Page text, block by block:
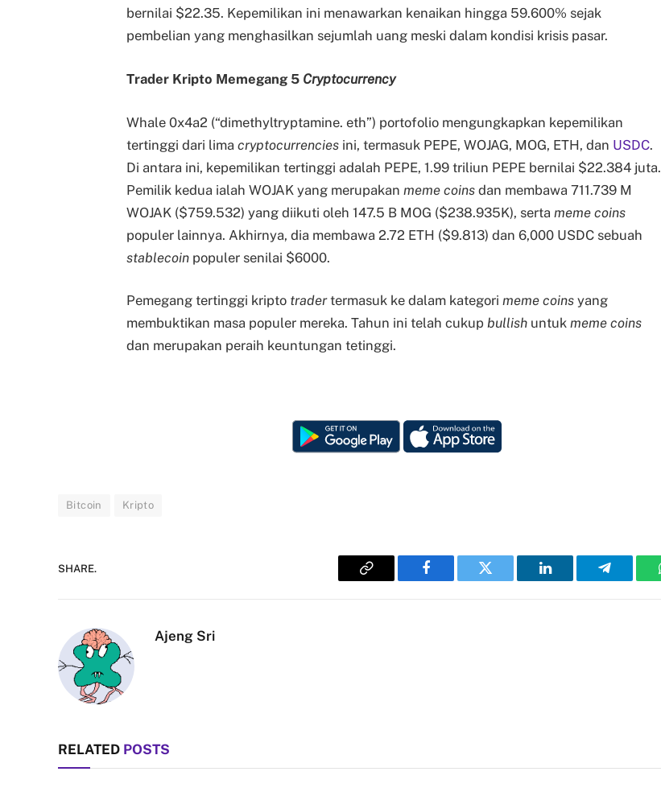
bernilai $22.35. Kepemilikan ini menawarkan kenaikan hingga 59.600% sejak
pembelian yang menghasilkan sejumlah uang meski dalam kondisi krisis pasar.
Trader Kripto Memegang 5 Cryptocurrency
Whale 0x4a2 (“dimethyltryptamine. eth”) portofolio mengungkapkan kepemilikan
tertinggi dari lima cryptocurrencies ini, termasuk PEPE, WOJAG, MOG, ETH, dan USDC.
Di antara ini, kepemilikan tertinggi adalah PEPE, 1.99 triliun PEPE bernilai $22.384 juta.
Pemilik kedua ialah WOJAK yang merupakan meme coins dan membawa 711.739 M
WOJAK ($759.532) yang diikuti oleh 147.5 B MOG ($238.935K), serta meme coins
populer lainnya. Akhirnya, dia membawa 2.72 ETH ($9.813) dan 6,000 USDC sebuah
stablecoin populer senilai $6000.
Pemegang tertinggi kripto tradertermasuk ke dalam kategori meme coins yang
membuktikan masa populer mereka. Tahun ini telah cukup bullish untuk meme coins
dan merupakan peraih keuntungan tetinggi.
Bitcoin Kripto
SHARE.
Copy
Facebook Twitter LinkedIn Telegram
Ajeng Sri
RELATED POSTS